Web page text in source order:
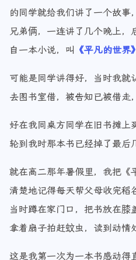
的同学就给我们讲了一个故事
兄弟俩，一连讲了几个晚上，
自一本小说，叫 《平凡的世界》
可能是同学讲得好，当时我就
去图书室借，被告知已被借走
好在我同桌方同学在旧书摊上
轮到我时那本书已经掉了最后
就在高二那年暑假里，我把《
清楚地记得每天帮父母收完稻
当时蹲在家门口，把书放在膝
拿着扇子拍赶蚊虫，读到动情
这是我第一次为一本书感动得